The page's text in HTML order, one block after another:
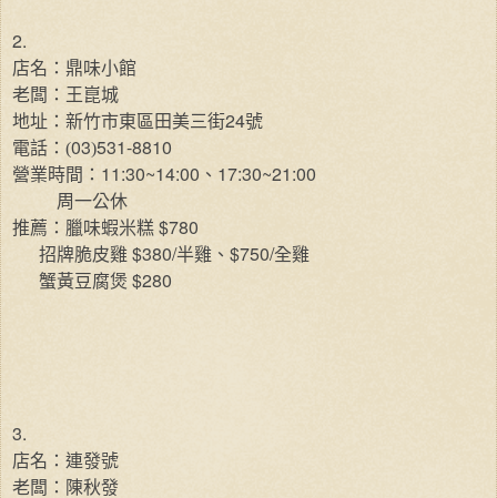
2.
店名：鼎味小館
老闆：王崑城
地址：新竹市東區田美三街24號
電話：(03)531-8810
營業時間： 11:30~14:00 、 17:30~21:00
周一公休
推薦：臘味蝦米糕 $780
招牌脆皮雞 $380/半雞、 $750/全雞
蟹黃豆腐煲 $280
3.
店名：連發號
老闆：陳秋發